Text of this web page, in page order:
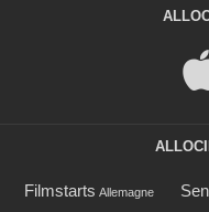
Filmstarts Allemagne